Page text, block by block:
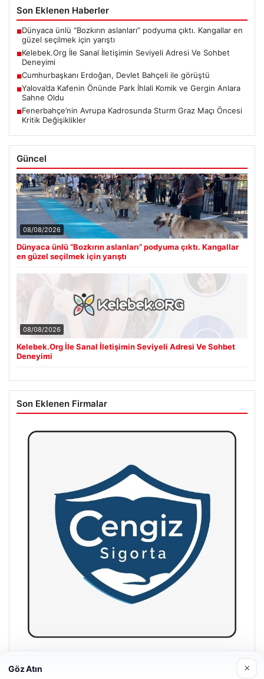
Son Eklenen Haberler
■Dünyaca ünlü “Bozkırın aslanları” podyuma çıktı. Kangallar en
güzel seçilmek için yarıştı
■Kelebek.Org İle Sanal İletişimin Seviyeli Adresi Ve Sohbet
Deneyimi
■Cumhurbaşkanı Erdoğan, Devlet Bahçeli ile görüştü
■Yalova’da Kafenin Önünde Park İhlali Komik ve Gergin Anlara
Sahne Oldu
■Fenerbahçe’nin Avrupa Kadrosunda Sturm Graz Maçı Öncesi
Kritik Değişiklikler
Güncel
08/08/2026
Dünyaca ünlü “Bozkırın aslanları” podyuma çıktı. Kangallar
en güzel seçilmek için yarıştı
08/08/2026
Kelebek.Org İle Sanal İletişimin Seviyeli Adresi Ve Sohbet
Deneyimi
Son Eklenen Firmalar
Hastaş Beton
Göz Atın ×